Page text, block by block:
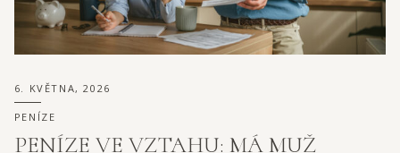
6. KVĚTNA, 2026
PENÍZE
PENÍZE VE VZTAHU: MÁ MUŽ